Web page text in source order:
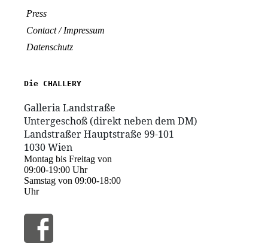
Press
Contact / Impressum
Datenschutz
1030 Wien
Montag bis Freitag von
09:00-19:00 Uhr
Samstag von 09:00-18:00
Uhr